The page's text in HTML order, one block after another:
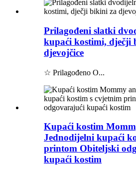
Prilagođeni slatki
kupaći kostimi, dječji
djevojčice
☆ Prilagođeno O...
Kupaći kostim
Jednodijelni kupaći
printom Obiteljski
kupaći kostim